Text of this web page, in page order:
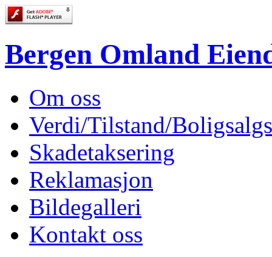
Bergen Omland
Om oss
Verdi/Tilstand/
Skadetaksering
Reklamasjon
Bildegalleri
Kontakt oss